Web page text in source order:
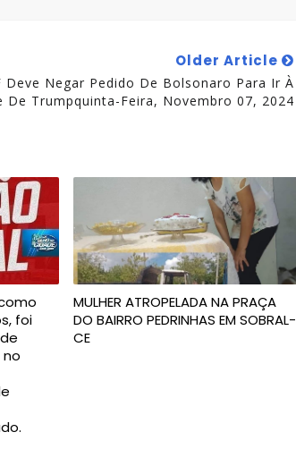
Older Article
Deve Negar Pedido De Bolsonaro Para Ir À
De Trumpquinta-Feira, Novembro 07, 2024
foi
MULHER ATROPELADA NA PRAÇA
DO BAIRRO PEDRINHAS EM SOBRAL-
CE